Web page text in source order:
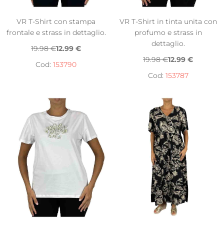
VR T-Shirt con stampa
frontale e strass in dettaglio.
19.98 €12.99 €
Cod: 153790
VR T-Shirt in tinta unita con
profumo e strass in
dettaglio.
19.98 €12.99 €
Cod: 153787